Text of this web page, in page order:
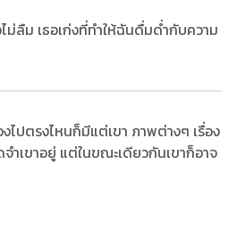
ไม่ลืม เธอเก่งที่ทำให้ฉันดื่มด่ำกับความ
ไปตรงไหนก็มีแต่เขา ภาพต่างๆ เรื่อง
จำเขาอยู่ แต่ในขณะเดียวกันเขาก็อาจ